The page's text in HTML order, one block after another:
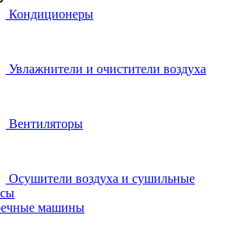
Кондиционеры
Увлажнители и очистители воздуха
Вентиляторы
Осушители воздуха и сушильные
машины